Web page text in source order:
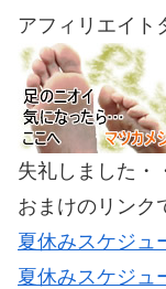
アフィリエイト
失礼しました・
おまけのリンク
夏休みスケジュ
夏休みスケジュ